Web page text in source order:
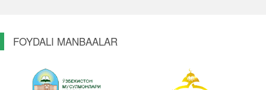
FOYDALI MANBAALAR